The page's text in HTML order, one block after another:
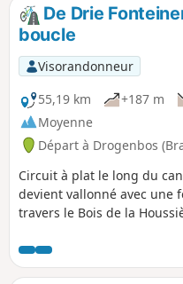
De Drie
boucle
Visorandonneur
55,19 km
+187 m
Moyenne
Départ à Drogenbos
Circuit à plat le long du
devient vallonné avec une
travers le Bois de la